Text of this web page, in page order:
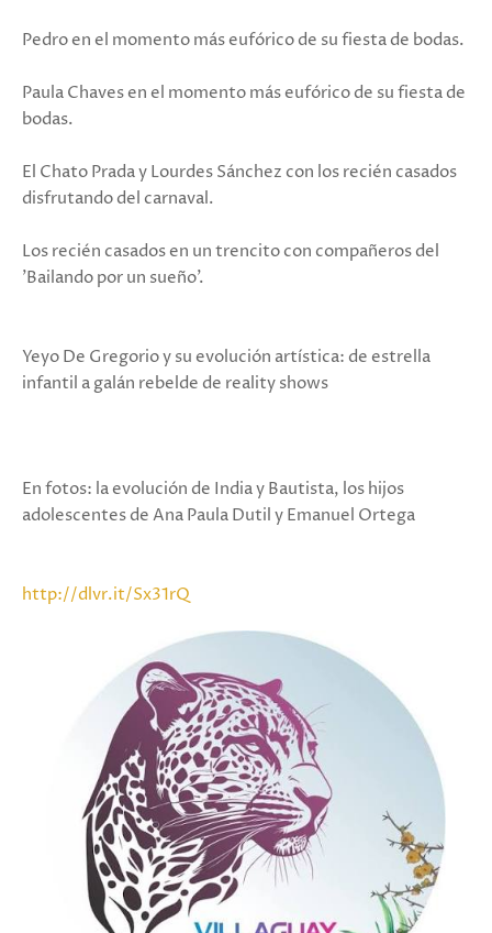
Pedro en el momento más eufórico de su fiesta de bodas.
Paula Chaves en el momento más eufórico de su fiesta de
bodas.
El Chato Prada y Lourdes Sánchez con los recién casados
disfrutando del carnaval.
Los recién casados en un trencito con compañeros del
'Bailando por un sueño'.
Yeyo De Gregorio y su evolución artística: de estrella
infantil a galán rebelde de reality shows
En fotos: la evolución de India y Bautista, los hijos
adolescentes de Ana Paula Dutil y Emanuel Ortega
http://dlvr.it/Sx31rQ